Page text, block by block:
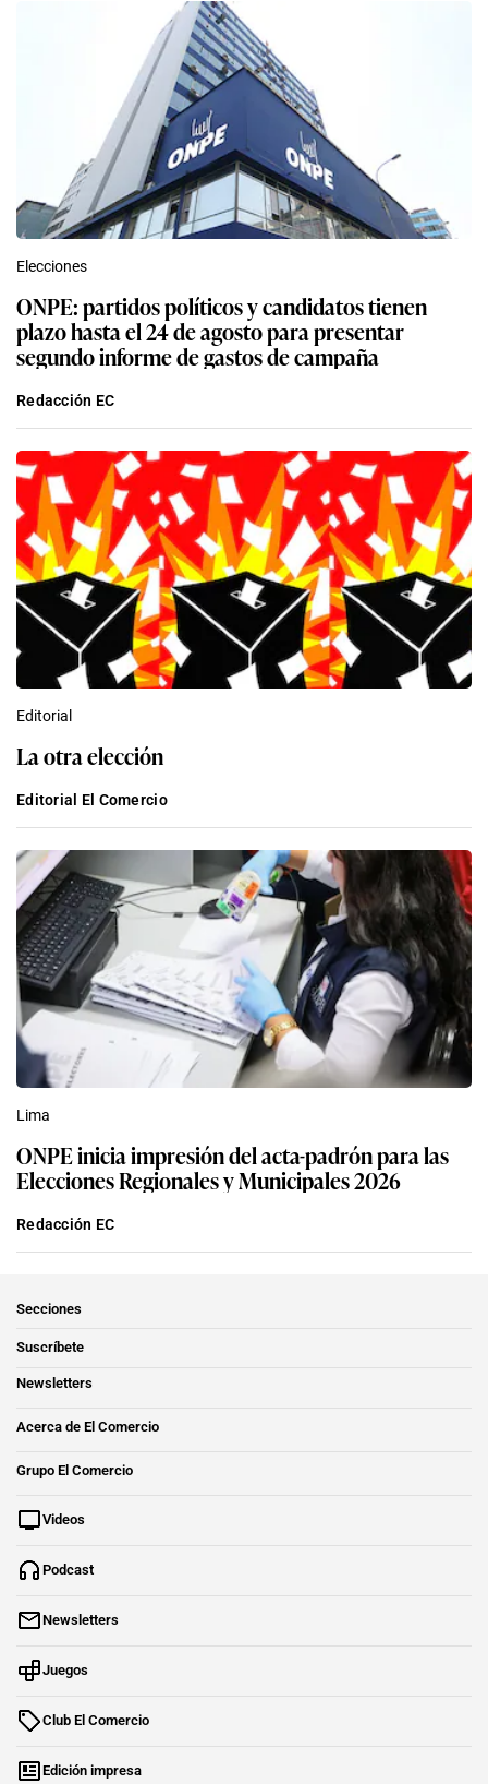
Elecciones
ONPE: partidos políticos y candidatos tienen
plazo hasta el 24 de agosto para presentar
segundo informe de gastos de campaña
Redacción EC
Editorial
La otra elección
Editorial El Comercio
Lima
ONPE inicia impresión del acta-padrón para las
Elecciones Regionales y Municipales 2026
Redacción EC
Secciones
Suscríbete
Newsletters
Acerca de El Comercio
Grupo El Comercio
Videos
Podcast
Newsletters
Juegos
Club El Comercio
Edición impresa